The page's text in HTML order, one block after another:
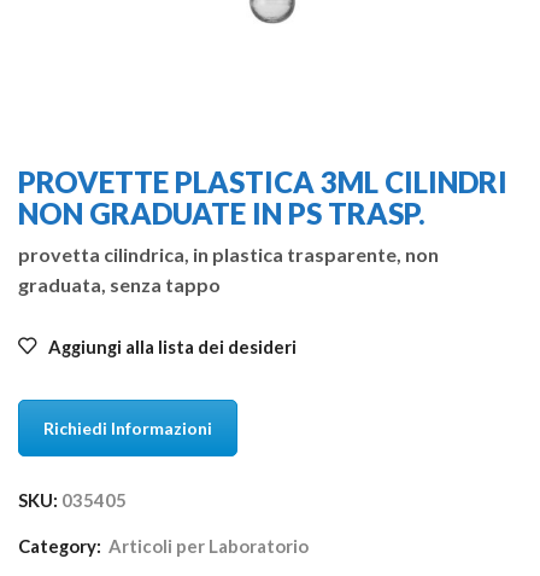
PROVETTE PLASTICA 3ML CILINDRI
NON GRADUATE IN PS TRASP.
provetta cilindrica, in plastica trasparente, non
graduata, senza tappo
Aggiungi alla lista dei desideri
Richiedi Informazioni
SKU: 035405
Category: Articoli per Laboratorio